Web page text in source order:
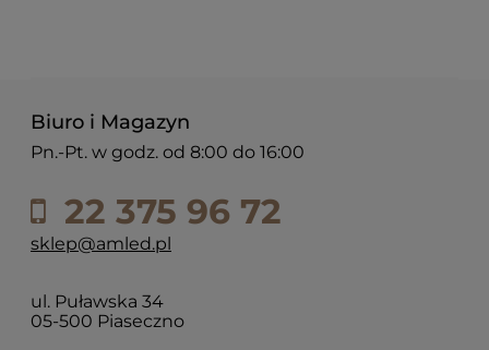
Biuro i Magazyn
Pn.-Pt. w godz. od 8:00 do 16:00
22 375 96 72
sklep@amled.pl
ul. Puławska 34
05-500 Piaseczno